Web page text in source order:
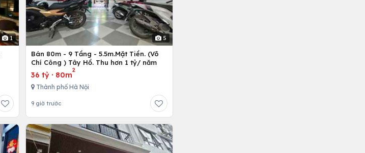
1 5
Bán 80m - 9 Tầng - 5.5m.Mặt Tiền. (Võ
Chí Công ) Tây Hồ. Thu hơn 1 tỷ/ năm
36 tỷ· 80m
2
Thành phố Hà Nội
9 giờ trước